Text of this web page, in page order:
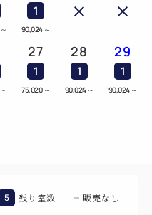
～
1
90,024 ～
～
27
1
75,020 ～
28
1
90,024 ～
29
1
90,024 ～
5 残り室数 販売なし